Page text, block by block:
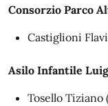
Consorzio Parco
Castiglioni
Asilo Infantile
Tosello Tiziano